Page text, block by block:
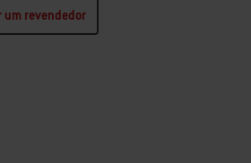
um revendedor